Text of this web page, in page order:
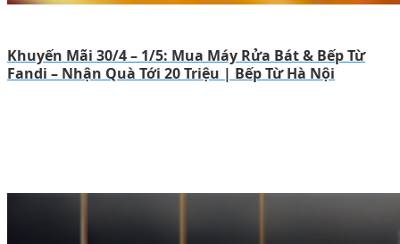
Khuyến Mãi 30/4 – 1/5: Mua Máy Rửa Bát & Bếp Từ
Fandi – Nhận Quà Tới 20 Triệu | Bếp Từ Hà Nội